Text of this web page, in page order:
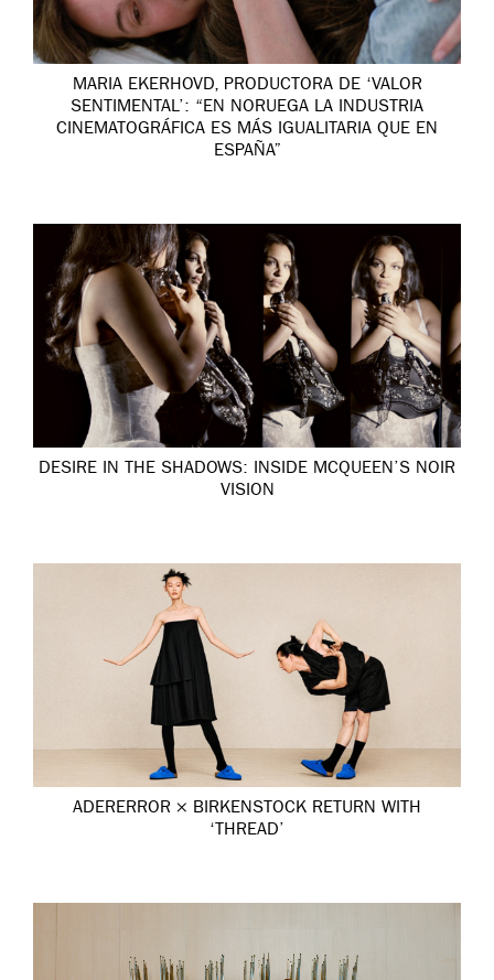
MARIA EKERHOVD, PRODUCTORA DE ‘VALOR
SENTIMENTAL’: “EN NORUEGA LA INDUSTRIA
CINEMATOGRÁFICA ES MÁS IGUALITARIA QUE EN
ESPAÑA”
DESIRE IN THE SHADOWS: INSIDE MCQUEEN’S NOIR
VISION
ADERERROR × BIRKENSTOCK RETURN WITH
‘THREAD’